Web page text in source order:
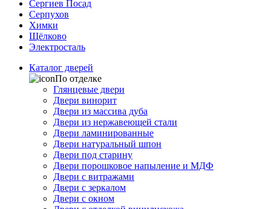
Сергиев Посад
Серпухов
Химки
Щёлково
Электросталь
Каталог дверей
По отделке
Глянцевые двери
Двери винорит
Двери из массива дуба
Двери из нержавеющей стали
Двери ламинированные
Двери натуральный шпон
Двери под старину
Двери порошковое напыление и МДФ
Двери с витражами
Двери с зеркалом
Двери с окном